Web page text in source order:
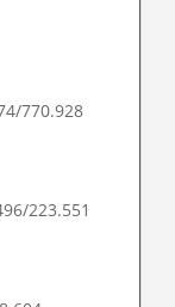
770.928
223.551